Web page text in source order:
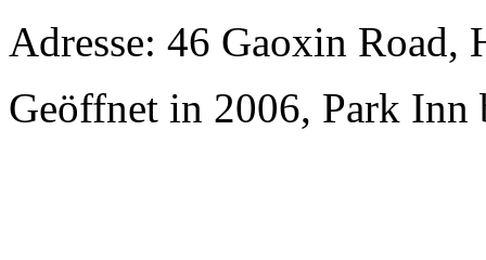
Adresse: 46 Gaoxin Road,
Geöffnet in 2006, Park